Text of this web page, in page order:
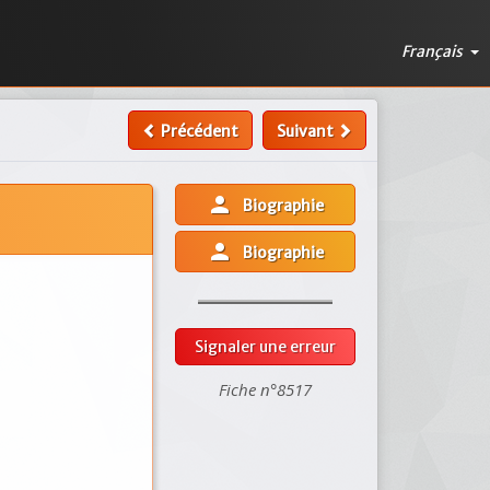
Français
Précédent Suivant
person Biographie
person Biographie
Signaler une erreur
Fiche n°8517